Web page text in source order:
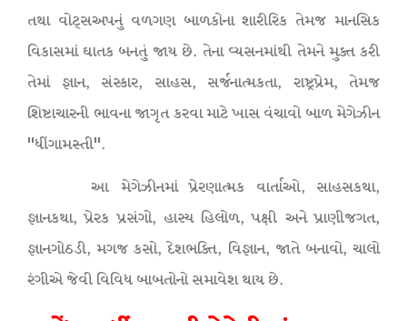
તથા વોટ્સઅપનું વળગણ બાળકોના શારીરિક તેમજ માનસિક
વિકાસમાં ઘાતક બનતું જાય છે. તેના વ્યસનમાંથી તેમને મુક્ત કરી
તેમાં જ્ઞાન, સંસ્કાર, સાહસ, સર્જનાત્મકતા, રાષ્ટ્રપ્રેમ, તેમજ
શિષ્ટાચારની ભાવના જાગૃત કરવા માટે ખાસ વંચાવો બાળ મેગેઝીન
"ધીંગામસ્તી".
આ મેગેઝીનમાં પ્રેરણાત્મક વાર્તાઓ, સાહસકથા,
જ્ઞાનકથા, પ્રેરક પ્રસંગો, હાસ્ય હિલોળ, પક્ષી અને પ્રાણીજગત,
જ્ઞાનગોઠડી, મગજ કસો, દેશભક્તિ, વિજ્ઞાન, જાતે બનાવો, ચાલો
રંગીએ જેવી વિવિધ બાબતોનો સમાવેશ થાય છે.